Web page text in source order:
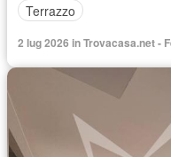
Terrazzo
2 lug 2026 in Trovacasa.net -